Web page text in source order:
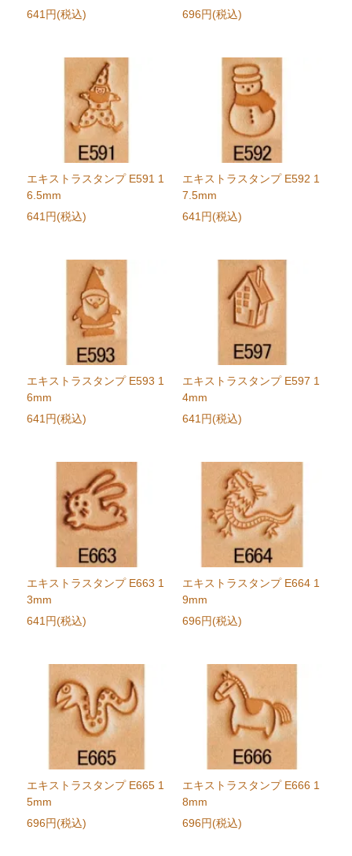
641円(税込)
696円(税込)
エキストラスタンプ E591 1
6.5mm
641円(税込)
エキストラスタンプ E592 1
7.5mm
641円(税込)
エキストラスタンプ E593 1
6mm
641円(税込)
エキストラスタンプ E597 1
4mm
641円(税込)
エキストラスタンプ E663 1
3mm
641円(税込)
エキストラスタンプ E664 1
9mm
696円(税込)
エキストラスタンプ E665 1
5mm
696円(税込)
エキストラスタンプ E666 1
8mm
696円(税込)